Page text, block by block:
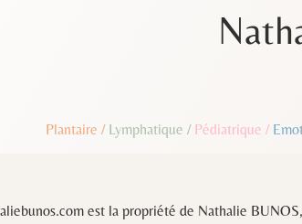
Plantaire / Lymphatique / Pédiatrique /
est la propriété de Nathalie